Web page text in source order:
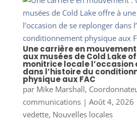
Une carrière en
aux musées de Cold Lake
monitrice locale l’occasion
dans l’histoire du
physique aux FAC
par Mike Marshall,
communications| Août 4, 2026
vedette, Nouvelles locales